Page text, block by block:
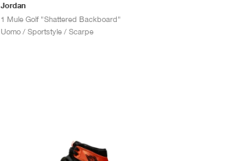
Jordan
1 Mule Golf "Shattered Backboard"
Uomo / Sportstyle / Scarpe